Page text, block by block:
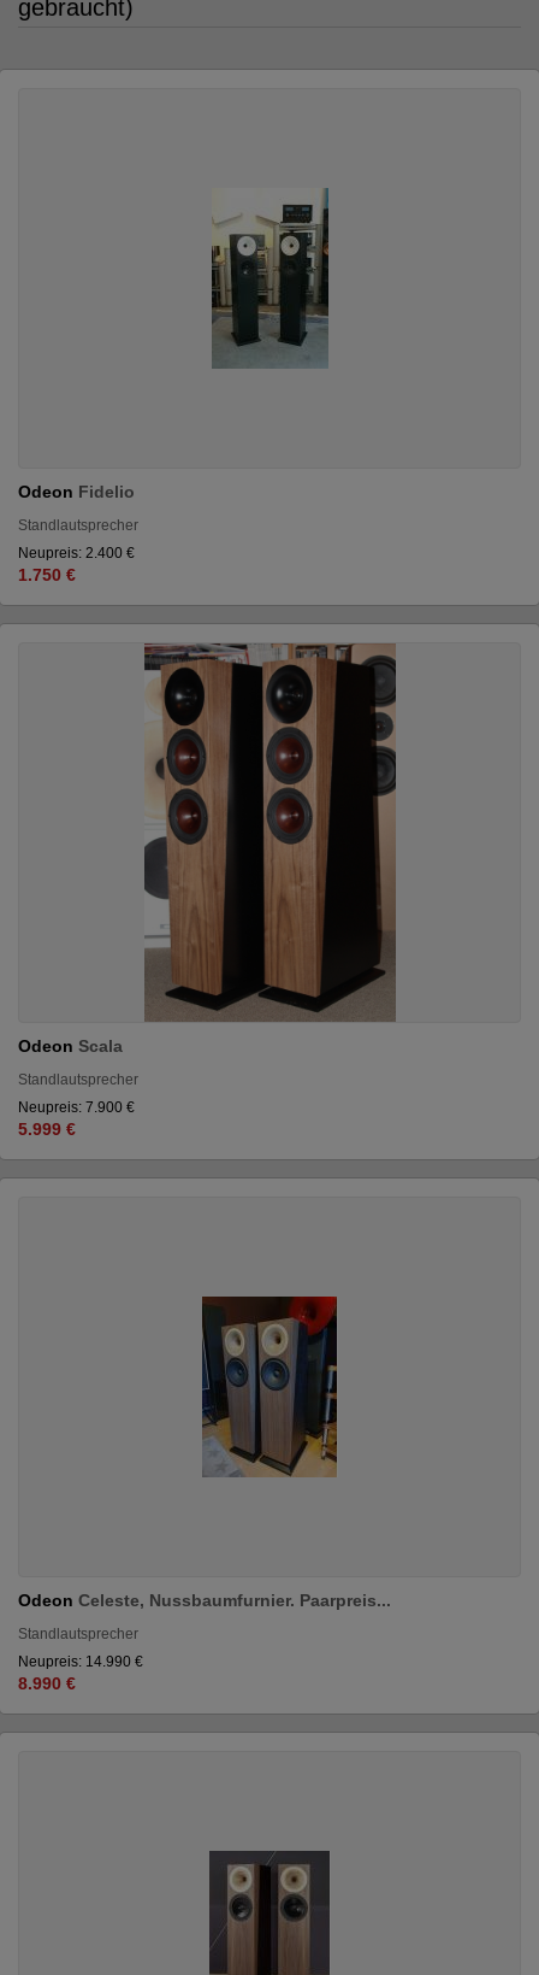
gebraucht)
Odeon Fidelio
Standlautsprecher
Neupreis: 2.400 €
1.750 €
Odeon Scala
Standlautsprecher
Neupreis: 7.900 €
5.999 €
Odeon Celeste, Nussbaumfurnier. Paarpreis...
Standlautsprecher
Neupreis: 14.990 €
8.990 €